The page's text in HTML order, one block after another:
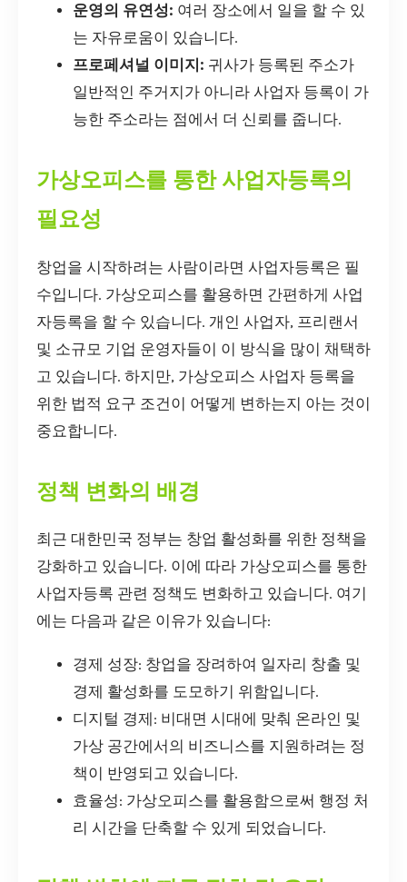
운영의 유연성: 여러 장소에서 일을 할 수 있
는 자유로움이 있습니다.
프로페셔널 이미지: 귀사가 등록된 주소가
일반적인 주거지가 아니라 사업자 등록이 가
능한 주소라는 점에서 더 신뢰를 줍니다.
가상오피스를 통한 사업자등록의
필요성
창업을 시작하려는 사람이라면 사업자등록은 필
수입니다. 가상오피스를 활용하면 간편하게 사업
자등록을 할 수 있습니다. 개인 사업자, 프리랜서
및 소규모 기업 운영자들이 이 방식을 많이 채택하
고 있습니다. 하지만, 가상오피스 사업자 등록을
위한 법적 요구 조건이 어떻게 변하는지 아는 것이
중요합니다.
정책 변화의 배경
최근 대한민국 정부는 창업 활성화를 위한 정책을
강화하고 있습니다. 이에 따라 가상오피스를 통한
사업자등록 관련 정책도 변화하고 있습니다. 여기
에는 다음과 같은 이유가 있습니다:
경제 성장: 창업을 장려하여 일자리 창출 및
경제 활성화를 도모하기 위함입니다.
디지털 경제: 비대면 시대에 맞춰 온라인 및
가상 공간에서의 비즈니스를 지원하려는 정
책이 반영되고 있습니다.
효율성: 가상오피스를 활용함으로써 행정 처
리 시간을 단축할 수 있게 되었습니다.